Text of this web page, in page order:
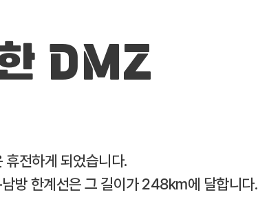
DMZ
전하게 되었습니다.
방 한계선은 그 길이가 248km에 달합니다.